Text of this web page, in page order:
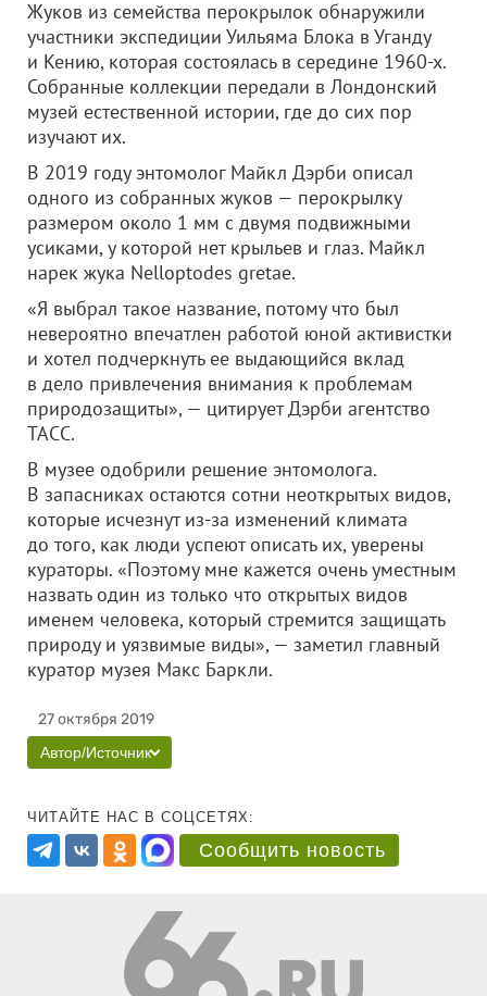
Жуков из семейства перокрылок обнаружили
участники экспедиции Уильяма Блока в Уганду
и Кению, которая состоялась в середине 1960-х.
Собранные коллекции передали в Лондонский
музей естественной истории, где до сих пор
изучают их.
В 2019 году энтомолог Майкл Дэрби описал
одного из собранных жуков — перокрылку
размером около 1 мм с двумя подвижными
усиками, у которой нет крыльев и глаз. Майкл
нарек жука Nelloptodes gretae.
«Я выбрал такое название, потому что был
невероятно впечатлен работой юной активистки
и хотел подчеркнуть ее выдающийся вклад
в дело привлечения внимания к проблемам
природозащиты», — цитирует Дэрби агентство
ТАСС.
В музее одобрили решение энтомолога.
В запасниках остаются сотни неоткрытых видов,
которые исчезнут из-за изменений климата
до того, как люди успеют описать их, уверены
кураторы. «Поэтому мне кажется очень уместным
назвать один из только что открытых видов
именем человека, который стремится защищать
природу и уязвимые виды», — заметил главный
куратор музея Макс Баркли.
27 октября 2019
Автор/Источник
ЧИТАЙТЕ НАС В СОЦСЕТЯХ:
Сообщить новость